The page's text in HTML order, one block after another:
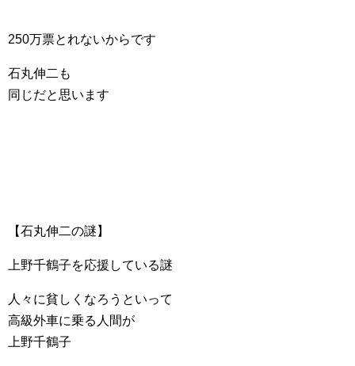
250万票とれないからです
石丸伸二も
同じだと思います
【石丸伸二の謎】
上野千鶴子を応援している謎
人々に貧しくなろうといって
高級外車に乗る人間が
上野千鶴子